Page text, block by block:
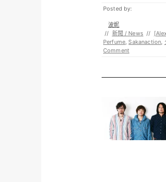
Posted by:
波妮
// 新聞 / News //
Perfume,Sakanaction,
Comment